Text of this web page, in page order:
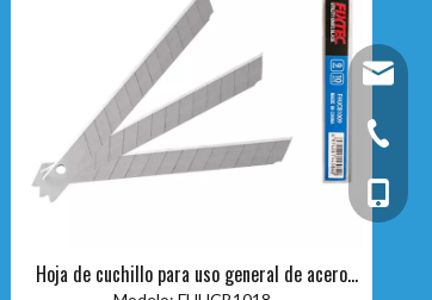
Hoja de cuchillo para uso general de acero
+86-25-